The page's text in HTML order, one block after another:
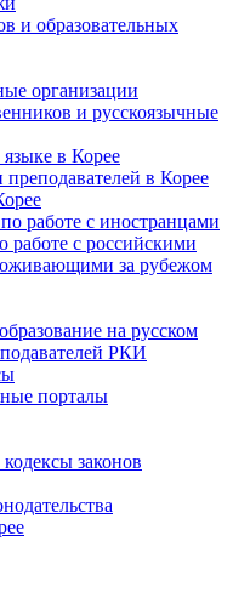
и образовательных
организации
и русскоязычные
в Корее
в Корее
работе с иностранцами
с российскими
за рубежом
на русском
РКИ
порталы
законов